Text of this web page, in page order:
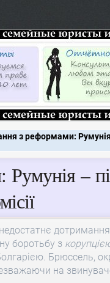
з реформами:
Румунія –
боротьбу з
Брюссель,
на